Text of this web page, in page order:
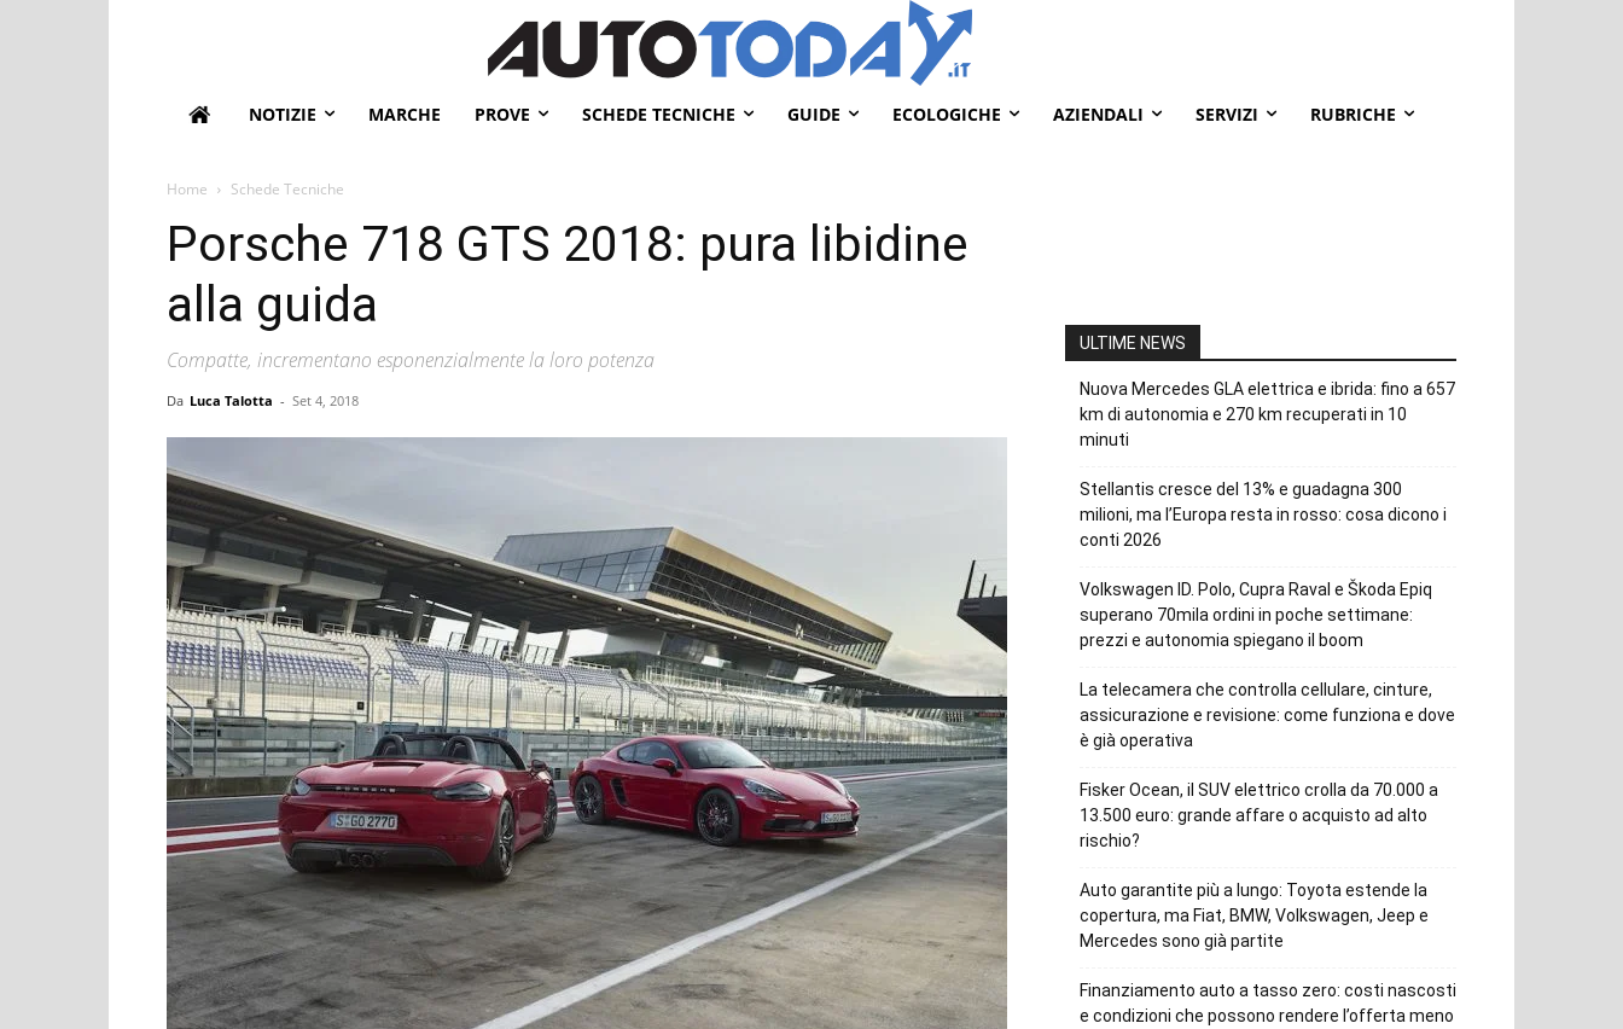
NOTIZIE MARCHE PROVE SCHEDE TECNICHE GUIDE ECOLOGICHE AZIENDALI SERVIZI RUBRICHE
Home Schede Tecniche
Porsche 718 GTS 2018: pura libidine
alla guida
Compatte, incrementano esponenzialmente la loro potenza
Da Luca Talotta - Set 4, 2018
ULTIME NEWS
Nuova Mercedes GLA elettrica e ibrida: fino a 657
km di autonomia e 270 km recuperati in 10
minuti
Stellantis cresce del 13% e guadagna 300
milioni, ma l’Europa resta in rosso: cosa dicono i
conti 2026
Volkswagen ID. Polo, Cupra Raval e Škoda Epiq
superano 70mila ordini in poche settimane:
prezzi e autonomia spiegano il boom
La telecamera che controlla cellulare, cinture,
assicurazione e revisione: come funziona e dove
è già operativa
Fisker Ocean, il SUV elettrico crolla da 70.000 a
13.500 euro: grande affare o acquisto ad alto
rischio?
Auto garantite più a lungo: Toyota estende la
copertura, ma Fiat, BMW, Volkswagen, Jeep e
Mercedes sono già partite
Finanziamento auto a tasso zero: costi nascosti
e condizioni che possono rendere l’offerta meno